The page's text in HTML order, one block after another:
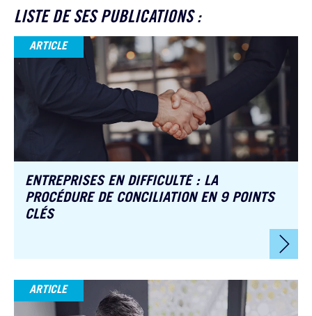
LISTE DE SES PUBLICATIONS :
ARTICLE
ENTREPRISES EN DIFFICULTÉ : LA
PROCÉDURE DE CONCILIATION EN 9 POINTS
CLÉS
ARTICLE